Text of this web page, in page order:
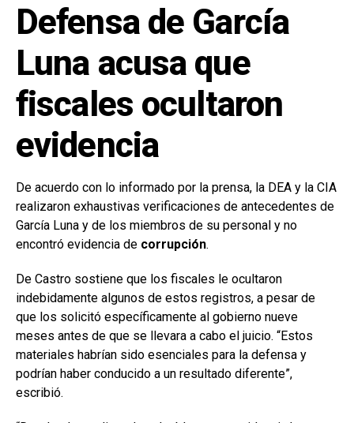
Defensa de García
Luna acusa que
fiscales ocultaron
evidencia
De acuerdo con lo informado por la prensa, la DEA y la CIA
realizaron exhaustivas verificaciones de antecedentes de
García Luna y de los miembros de su personal y no
encontró evidencia de corrupción.
De Castro sostiene que los fiscales le ocultaron
indebidamente algunos de estos registros, a pesar de
que los solicitó específicamente al gobierno nueve
meses antes de que se llevara a cabo el juicio. “Estos
materiales habrían sido esenciales para la defensa y
podrían haber conducido a un resultado diferente”,
escribió.